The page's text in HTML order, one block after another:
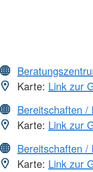
Karte: Link zur
Bereitschaften /
Karte: Link zur
Bereitschaften /
Karte: Link zur